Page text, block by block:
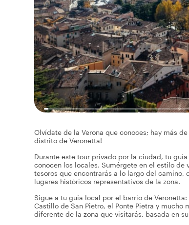
Olvídate de la Verona que conoces; hay más
distrito de Veronetta!
Durante este tour privado por la ciudad, tu
conocen los locales. Sumérgete en el estilo
tesoros que encontrarás a lo largo del
lugares históricos representativos de la zona.
Sigue a tu guía local por el barrio de
Castillo de San Pietro, el Ponte Pietra y
diferente de la zona que visitarás, basada en